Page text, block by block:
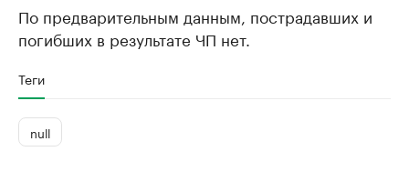
По предварительным данным, пострадавших и
погибших в результате ЧП нет.
Теги
null